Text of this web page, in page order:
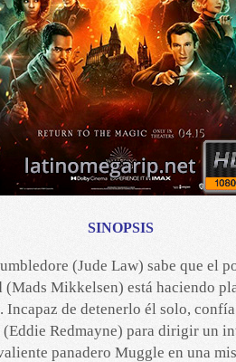
SINOPSIS
(Jude Law) sabe que el
Mikkelsen) está haciendo
Incapaz de detenerlo él solo,
(Eddie Redmayne) para dirigir un
panadero Muggle en una